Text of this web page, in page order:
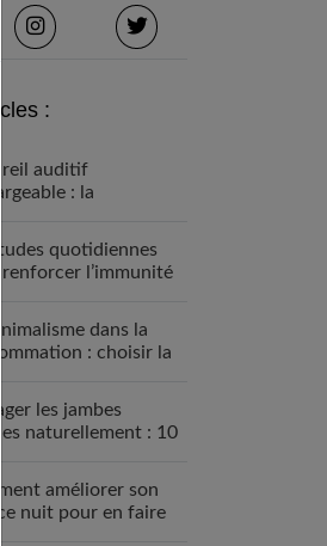
:
auditif
: la
quotidiennes
renforcer l’immunité
dans la
: choisir la
les jambes
naturellement : 10
améliorer son
nuit pour en faire